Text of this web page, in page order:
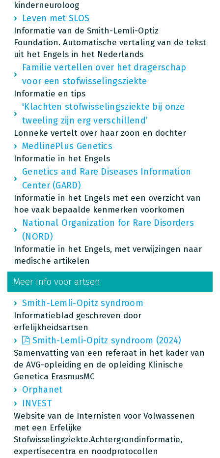
kinderneuroloog
Leven met SLOS
Informatie van de Smith-Lemli-Optiz
Foundation. Automatische vertaling van de tekst
uit het Engels in het Nederlands
Familie vertellen over het dragerschap
voor een stofwisselingsziekte
Informatie en tips
'Klachten stofwisselingsziekte bij onze
tweeling zijn erg verschillend’
Lonneke vertelt over haar zoon en dochter
MedlinePlus Genetics
Informatie in het Engels
Genetics and Rare Diseases Information
Center (GARD)
Informatie in het Engels met een overzicht van
hoe vaak bepaalde kenmerken voorkomen
National Organization for Rare Disorders
(NORD)
Informatie in het Engels, met verwijzingen naar
medische artikelen
Meer info voor artsen
Smith-Lemli-Opitz syndroom
Informatieblad geschreven door
erfelijkheidsartsen
Smith-Lemli-Opitz syndroom (2024)
Samenvatting van een referaat in het kader van
de AVG-opleiding en de opleiding Klinische
Genetica ErasmusMC
Orphanet
INVEST
Website van de Internisten voor Volwassenen
met een Erfelijke
Stofwisselingziekte.Achtergrondinformatie,
expertisecentra en noodprotocollen